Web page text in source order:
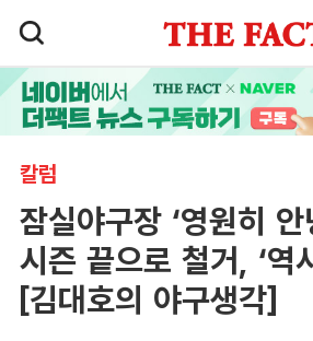
칼럼
잠실야구장 ‘영원히
시즌 끝으로 철거, ‘역
[김대호의 야구생각]